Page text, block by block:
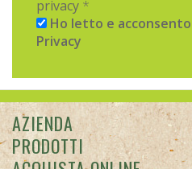
Ho letto e acconsento
Privacy
AZIENDA
PRODOTTI
ACQUISTA ONLINE